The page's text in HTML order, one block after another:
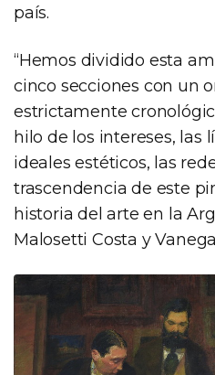
país.
“Hemos dividido esta
cinco secciones con un
estrictamente
hilo de los intereses, las
ideales estéticos, las
trascendencia de este
historia del arte en la
Malosetti Costa y